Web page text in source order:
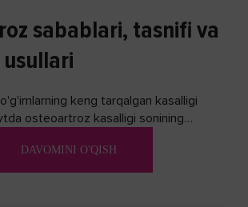
sabablari, tasnifi va
keng tarqalgan kasalligi
osteoartroz kasalligi sonining
DAVOMINI O'QISH